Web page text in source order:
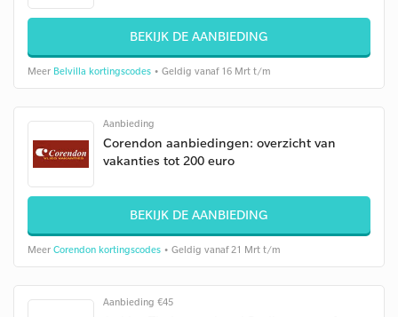
BEKIJK DE AANBIEDING
Meer Belvilla kortingscodes • Geldig vanaf 16 Mrt t/m
Aanbieding
Corendon aanbiedingen: overzicht van
vakanties tot 200 euro
BEKIJK DE AANBIEDING
Meer Corendon kortingscodes • Geldig vanaf 21 Mrt t/m
Aanbieding €45